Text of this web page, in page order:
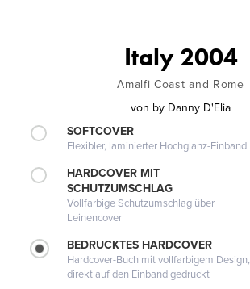
Italy 2004
Amalfi Coast and Rome
von by Danny D'Elia
SOFTCOVER
Flexibler, laminierter Hochglanz-Einband
HARDCOVER MIT
SCHUTZUMSCHLAG
Vollfarbige Schutzumschlag über
Leinencover
BEDRUCKTES HARDCOVER
Hardcover-Buch mit vollfarbigem Design,
direkt auf den Einband gedruckt